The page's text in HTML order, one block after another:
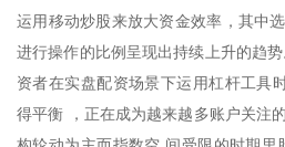
运用移动炒股来放大资金效率，其中
进行操作的比例呈现出持续上升的趋
资者在实盘配资场景下运用杠杆工具
得平衡 ，正在成为越来越多账户关注